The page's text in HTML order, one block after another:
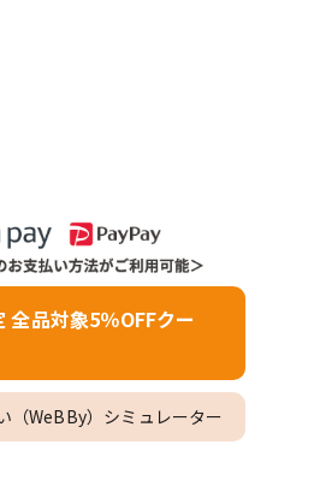
品対象5％OFFクー
（WeBBy）シミュレーター